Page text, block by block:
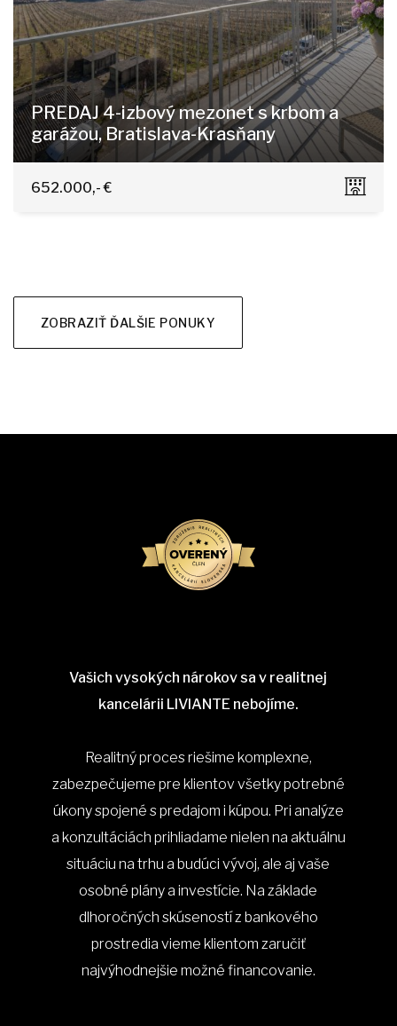
PREDAJ 4-izbový mezonet s krbom a
garážou, Bratislava-Krasňany
Horská 11/A, Bratislava - Nové Mesto
652.000,- €
ZOBRAZIŤ ĎALŠIE PONUKY
Vašich vysokých nárokov sa v realitnej
kancelárii LIVIANTE nebojíme.
Realitný proces riešime komplexne,
zabezpečujeme pre klientov všetky potrebné
úkony spojené s predajom i kúpou. Pri analýze
a konzultáciách prihliadame nielen na aktuálnu
situáciu na trhu a budúci vývoj, ale aj vaše
osobné plány a investície. Na základe
dlhoročných skúseností z bankového
prostredia vieme klientom zaručiť
najvýhodnejšie možné financovanie.